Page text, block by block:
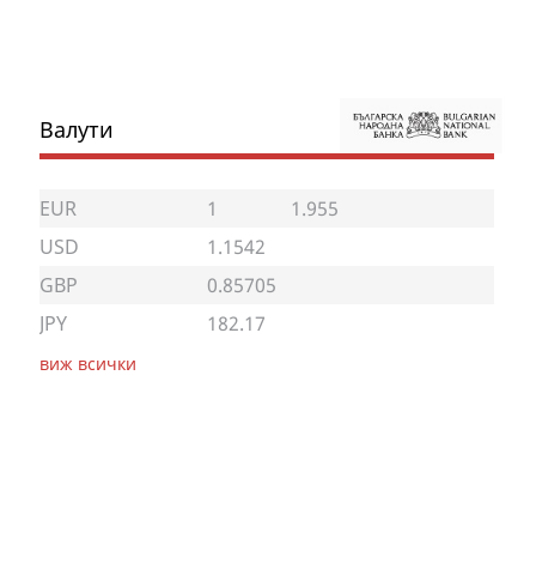
Валути
EUR 1
1.955
USD
1.1542
GBP
0.85705
JPY
182.17
виж всички